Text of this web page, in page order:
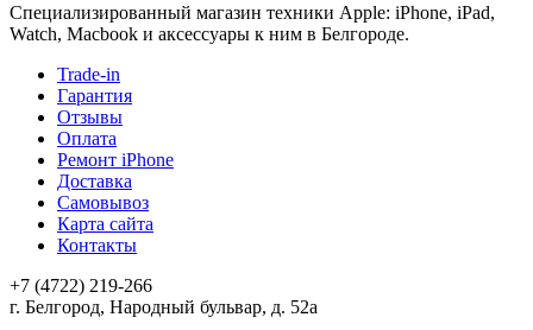
Специализированный магазин техники Apple: iPhone, iPad,
Watch, Macbook и аксессуары к ним в Белгороде.
Trade-in
Гарантия
Отзывы
Оплата
Ремонт iPhone
Доставка
Самовывоз
Карта сайта
Контакты
+7 (4722) 219-266
г. Белгород, Народный бульвар, д. 52а